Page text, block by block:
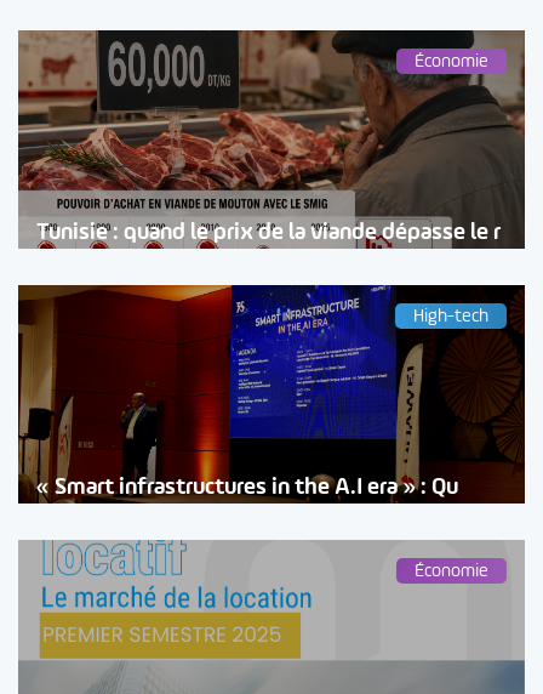
Économie
Tunisie : quand le prix de la viande dépasse le r
High-tech
« Smart infrastructures in the A.I era » : Qu
Économie